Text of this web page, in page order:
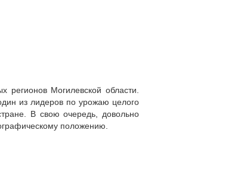
регионов Могилевской области.
из лидеров по урожаю целого
В свою очередь, довольно
положению.